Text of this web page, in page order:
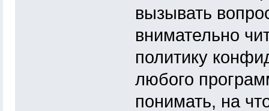
вызывать
внимательно
политику
любого
понимать, на